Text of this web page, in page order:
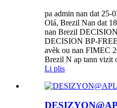
pa admin nan dat 25-
Olá, Brezil Nan dat
nan Brezil
DECISION BP-
avèk ou nan FIMEC
Brezil N ap tann vizit
Li plis